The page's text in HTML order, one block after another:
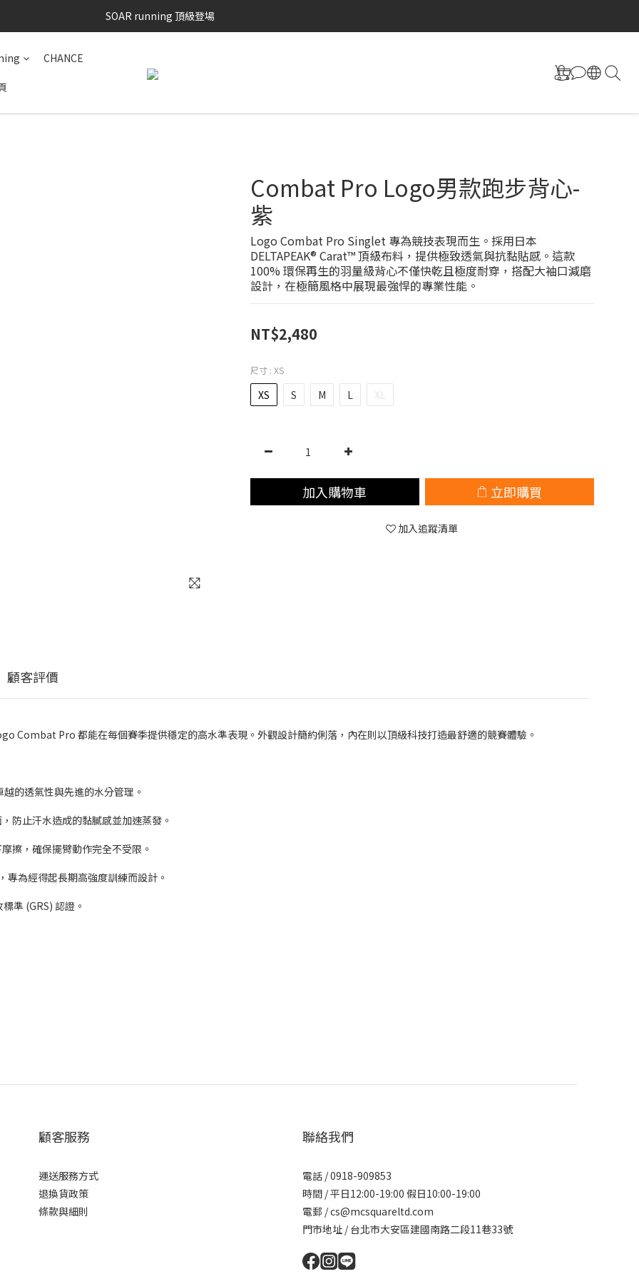
SAYSKY 26'春夏兩件85折
SOAR running 頂級登場
SAYSKY 26'春夏兩件85折
CHANCE
Combat Pro Logo男款跑步背心-
紫
Logo Combat Pro Singlet 專為競技表現而生。採用日本
DELTAPEAK® Carat™ 頂級布料，提供極致透氣與抗黏貼感。這款
100% 環保再生的羽量級背心不僅快乾且極度耐穿，搭配大袖口減磨
設計，在極簡風格中展現最強悍的專業性能。
NT$2,480
尺寸 : XS
XS S M L XL
加入購物車 立即購買
加入追蹤清單
顧客評價
Combat Pro 都能在每個賽季提供穩定的高水準表現。外觀設計簡約俐落，內在則以頂級科技打造最舒適的競賽體驗。
的透氣性與先進的水分管理。
防止汗水造成的黏膩感並加速蒸發。
擦，確保擺臂動作完全不受限。
為經得起長期高強度訓練而設計。
準 (GRS) 認證。
顧客服務
運送服務方式
退換貨政策
條款與細則
聯絡我們
電話 / 0918-909853
時間 / 平日12:00-19:00 假日10:00-19:00
電郵 / cs@mcsquareltd.com
門市地址 / 台北市大安區建國南路二段11巷33號